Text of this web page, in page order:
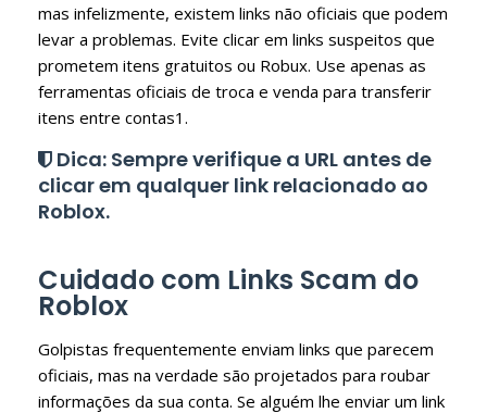
mas infelizmente, existem links não oficiais que podem
levar a problemas. Evite clicar em links suspeitos que
prometem itens gratuitos ou Robux. Use apenas as
ferramentas oficiais de troca e venda para transferir
itens entre contas1.
Dica: Sempre verifique a URL antes de
clicar em qualquer link relacionado ao
Roblox.
Cuidado com Links Scam do
Roblox
Golpistas frequentemente enviam links que parecem
oficiais, mas na verdade são projetados para roubar
informações da sua conta. Se alguém lhe enviar um link